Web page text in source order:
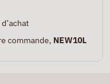
commande, NEW10L